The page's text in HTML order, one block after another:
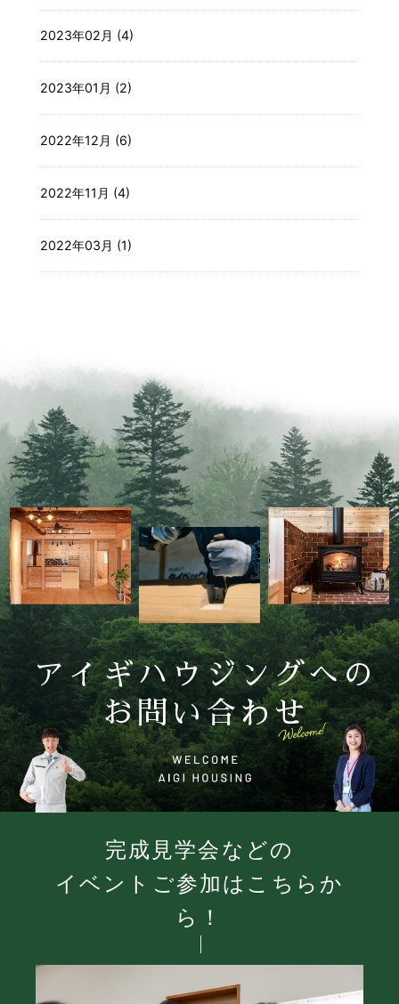
2023年02月 (4)
2023年01月 (2)
2022年12月 (6)
2022年11月 (4)
2022年03月 (1)
アイギハウジングへの
お問い合わせ
完成見学会などの
イベントご参加はこちらか
ら！